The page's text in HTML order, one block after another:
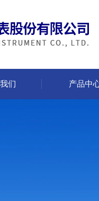
们 产品中